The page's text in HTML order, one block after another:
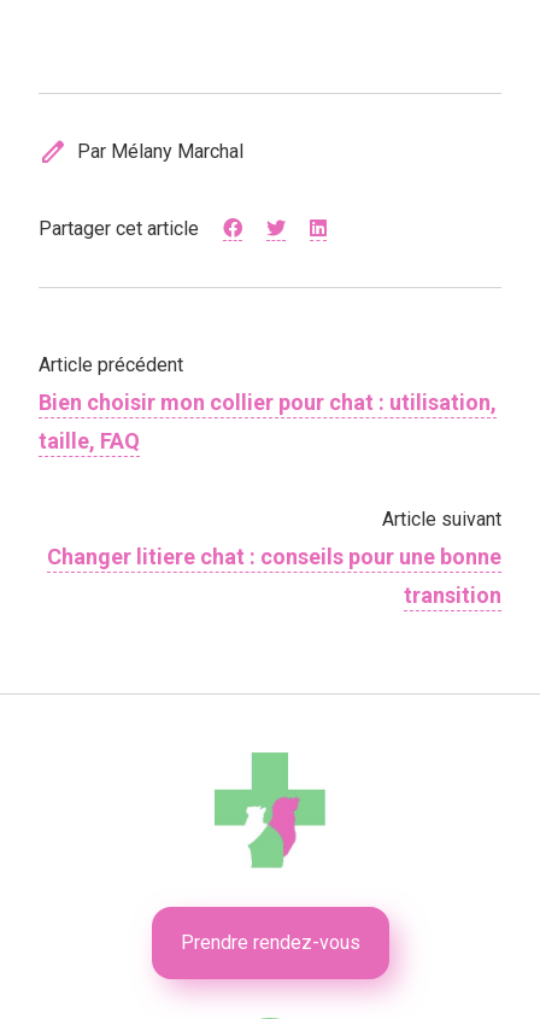
edit Par Mélany Marchal
Partager cet article
Article précédent
Bien choisir mon collier pour chat : utilisation,
taille, FAQ
Article suivant
Changer litiere chat : conseils pour une bonne
transition
Prendre rendez-vous